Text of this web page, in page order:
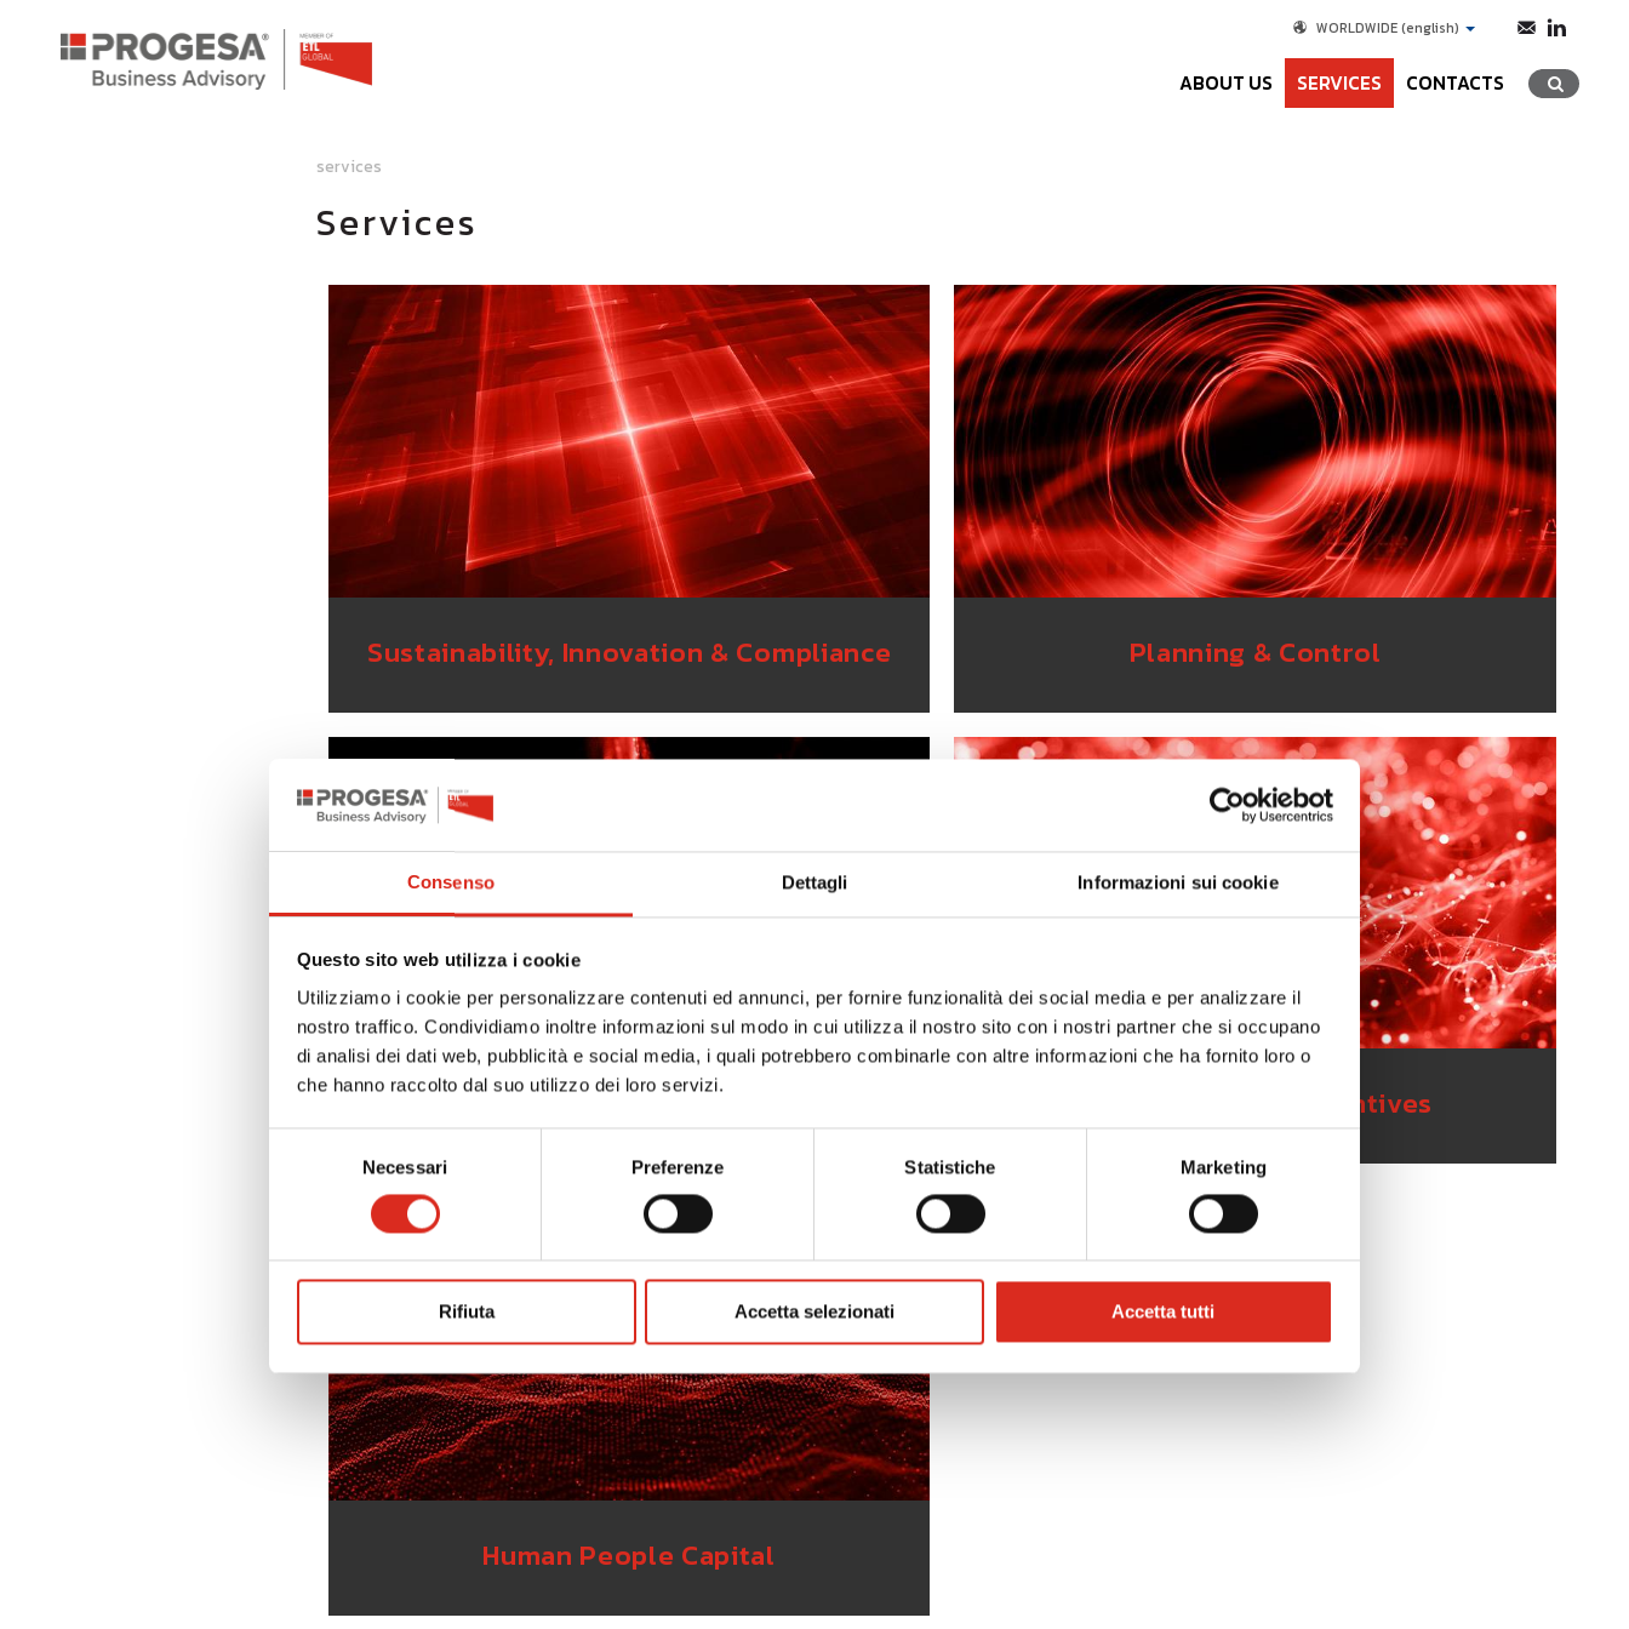
Consenso Dettagli Informazioni sui cookie
Questo sito web utilizza i cookie
Utilizziamo i cookie per personalizzare contenuti ed annunci, per fornire funzionalità dei social media e per analizzare il
nostro traffico. Condividiamo inoltre informazioni sul modo in cui utilizza il nostro sito con i nostri partner che si occupano
di analisi dei dati web, pubblicità e social media, i quali potrebbero combinarle con altre informazioni che ha fornito loro o
che hanno raccolto dal suo utilizzo dei loro servizi.
Necessari Preferenze Statistiche Marketing
Rifiuta Accetta selezionati Accetta tutti
WORLDWIDE(english)
ABOUT US SERVICES CONTACTS
services
Services
Sustainability, Innovation & Compliance Planning & Control
Financial Advisory Grant Funding & Incentives
Human People Capital